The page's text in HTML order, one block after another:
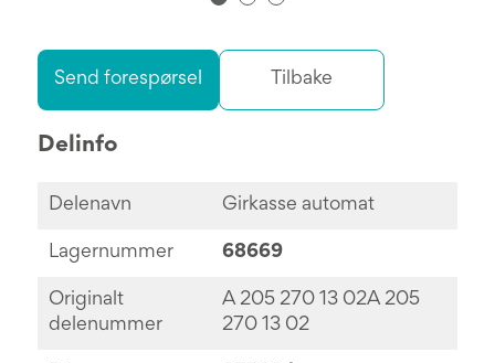
Send forespørsel Tilbake
Delinfo
Delenavn Girkasse automat
Lagernummer 68669
Originalt
delenummer
A 205 270 13 02A 205
270 13 02